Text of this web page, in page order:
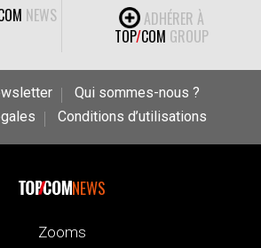
NEWS
ADHÉRER À
TOP/COM GROUP
Qui sommes-nous ?
Conditions d’utilisations
NEWS
Zooms